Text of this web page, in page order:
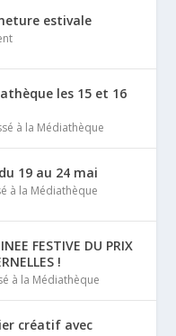
estivale
les 15 et 16
à la Médiathèque
19 au 24 mai
à la Médiathèque
FESTIVE DU PRIX
!
à la Médiathèque
créatif avec